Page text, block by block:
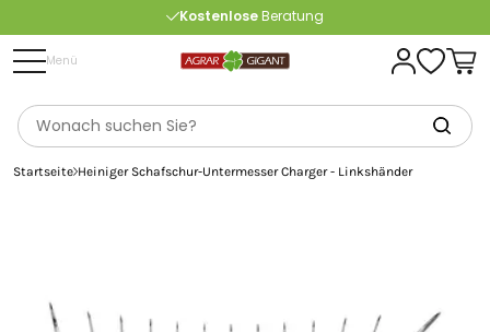
KostenloseBeratung
ab 175 € (in DE) – außer Sperrgut
Menü
Startseite Heiniger Schafschur-Untermesser Charger - Linkshänder